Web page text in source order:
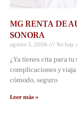
MG RENTA DE
SONORA
agosto 5, 2026 No hay
¿Ya tienes cita para tu
complicaciones y
cómodo, seguro
Leer más »